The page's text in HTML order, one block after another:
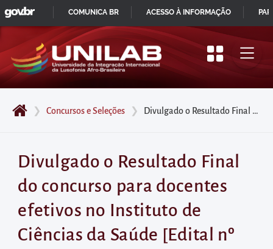
Pular
para
início
do
principal
Acessar
diretamente
menu
principal
❯ Concursos e Seleções ❯ Divulgado o Resultado Final do concurso para docentes efetivos no Instituto de Ciências da Saúde [Edital nº 54/24]
Divulgado o Resultado Final
do concurso para docentes
efetivos no Instituto de
Ciências da Saúde [Edital nº
IR
PARA
CONTEÚDO
GOVBR
COMUNICA BR ACESSO À INFORMAÇÃO